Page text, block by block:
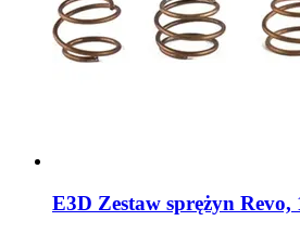
E3D Zestaw sprężyn Revo,